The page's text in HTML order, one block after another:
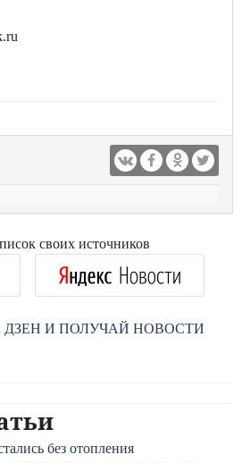
своих источников
И ПОЛУЧАЙ НОВОСТИ
без отопления